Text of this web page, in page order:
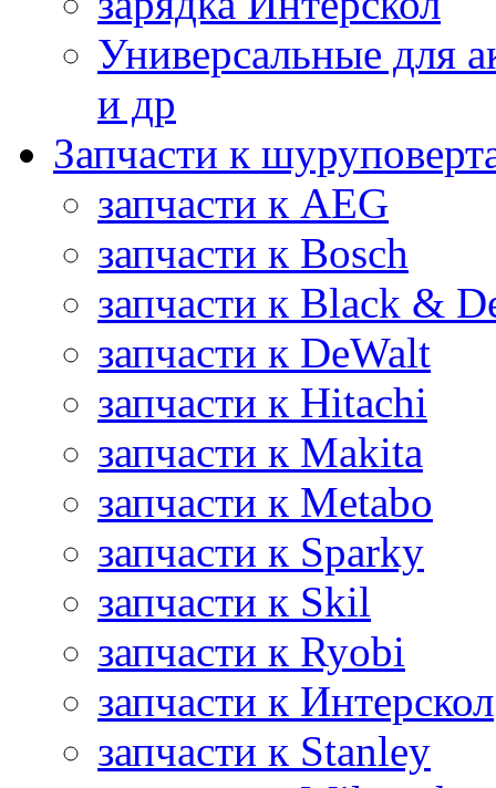
Универсальные для
и др
Запчасти к
запчасти к AEG
запчасти к Bosch
запчасти к Black &
запчасти к DeWalt
запчасти к Hitachi
запчасти к Makita
запчасти к Metabo
запчасти к Sparky
запчасти к Skil
запчасти к Ryobi
запчасти к Интерскол
запчасти к Stanley